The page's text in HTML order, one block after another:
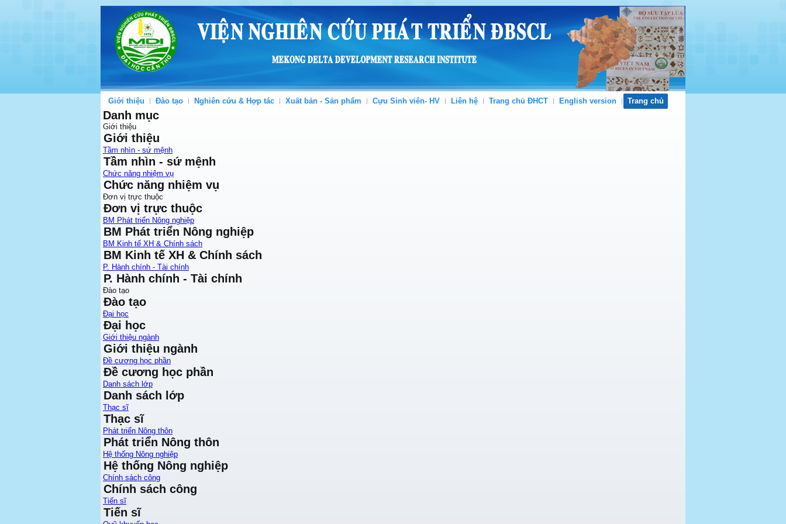
Giới thiệu Đào tạo Nghiên cứu & Hợp tác Xuất bản - Sản phẩm Cựu Sinh viên- HV Liên hệ Trang chủ ĐHCT English version Trang chủ
Danh mục
Giới thiệu
Giới thiệu
Tầm nhìn - sứ mệnh
Tầm nhìn - sứ mệnh
Chức năng nhiệm vụ
Chức năng nhiệm vụ
Đơn vị trực thuộc
Đơn vị trực thuộc
BM Phát triển Nông nghiệp
BM Phát triển Nông nghiệp
BM Kinh tế XH & Chính sách
BM Kinh tế XH & Chính sách
P. Hành chính - Tài chính
P. Hành chính - Tài chính
Đào tạo
Đào tạo
Đại học
Đại học
Giới thiệu ngành
Giới thiệu ngành
Đề cương học phần
Đề cương học phần
Danh sách lớp
Danh sách lớp
Thạc sĩ
Thạc sĩ
Phát triển Nông thôn
Phát triển Nông thôn
Hệ thống Nông nghiệp
Hệ thống Nông nghiệp
Chính sách công
Chính sách công
Tiến sĩ
Tiến sĩ